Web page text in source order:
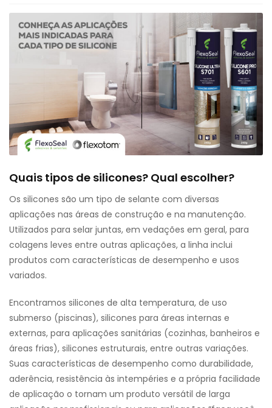
Quais tipos de silicones? Qual escolher?
Os silicones são um tipo de selante com diversas
aplicações nas áreas de construção e na manutenção.
Utilizados para selar juntas, em vedações em geral, para
colagens leves entre outras aplicações, a linha inclui
produtos com características de desempenho e usos
variados.
Encontramos silicones de alta temperatura, de uso
submerso (piscinas), silicones para áreas internas e
externas, para aplicações sanitárias (cozinhas, banheiros e
áreas frias), silicones estruturais, entre outras variações.
Suas características de desempenho como durabilidade,
aderência, resistência às intempéries e a própria facilidade
de aplicação o tornam um produto versátil de larga